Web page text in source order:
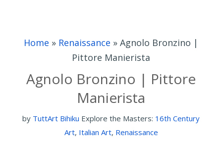
Home » Renaissance » Agnolo Bronzino |
Pittore Manierista
Agnolo Bronzino | Pittore
Manierista
by TuttArt Bihiku Explore the Masters: 16th Century
Art, Italian Art, Renaissance